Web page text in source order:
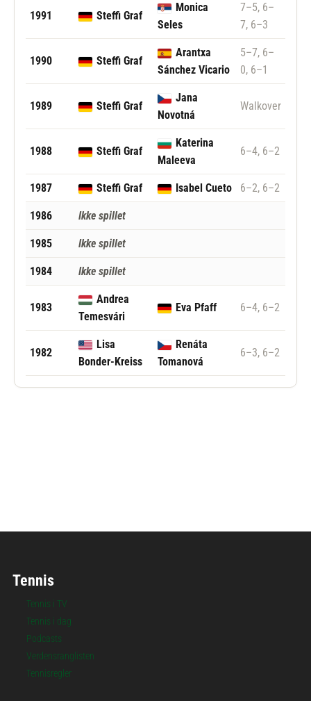
1991 Steffi Graf
Monica
Seles
7–5, 6–
7, 6–3
1990 Steffi Graf
Arantxa
Sánchez Vicario
5–7, 6–
0, 6–1
1989 Steffi Graf
Jana
Novotná
Walkover
1988 Steffi Graf
Katerina
Maleeva
6–4, 6–2
1987 Steffi Graf Isabel Cueto 6–2, 6–2
1986 Ikke spillet
1985 Ikke spillet
1984 Ikke spillet
1983
Andrea
Temesvári
Eva Pfaff 6–4, 6–2
1982
Lisa
Bonder-Kreiss
Renáta
Tomanová
6–3, 6–2
Tennis
Tennis i TV
Tennis i dag
Podcasts
Verdensranglisten
Tennisregler